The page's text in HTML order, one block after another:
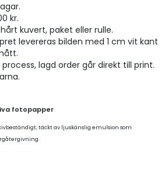
kr.
kuvert, paket eller rulle.
levereras bilden med 1 cm vit kant
lagd order går direkt till print.
fotopapper
täckt av ljuskänslig emulsion som